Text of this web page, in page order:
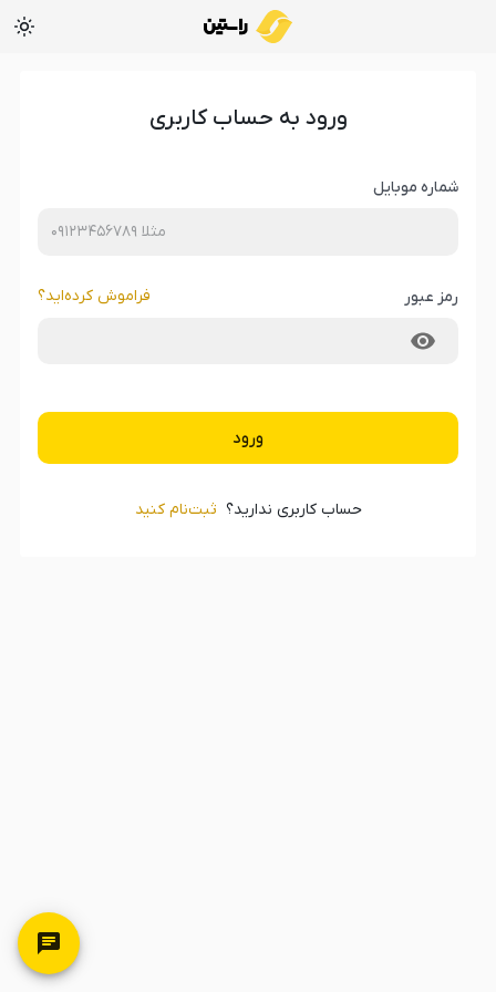
ورود به حساب کاربری
شماره موبایل
رمز عبور فراموش کرده‌‌اید؟
ورود
حساب کاربری ندارید؟ ثبت‌‌نام کنید